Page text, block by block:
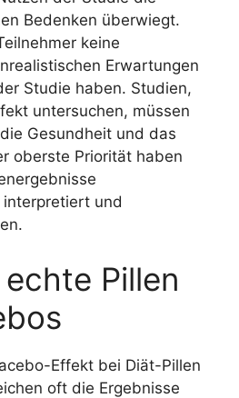
Bedenken überwiegt.
keine
Erwartungen
Studie haben. Studien,
untersuchen, müssen
Gesundheit und das
oberste Priorität haben
und
Pillen
Effekt bei Diät-Pillen
oft die Ergebnisse